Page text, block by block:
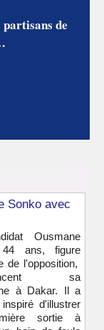
de
Sonko avec
Ousmane
44 ans, figure
de l'opposition,
sa
à Dakar. Il a
d'illustrer
sortie à